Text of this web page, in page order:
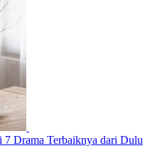
Drama Terbaiknya dari Dulu